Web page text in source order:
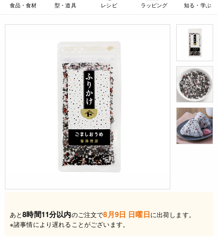
食品・食材 型・道具 レシピ ラッピング 知る・学ぶ
あと8時間11分以内のご注文で8月9日 日曜日に出荷します。
※諸事情により遅れることがございます。